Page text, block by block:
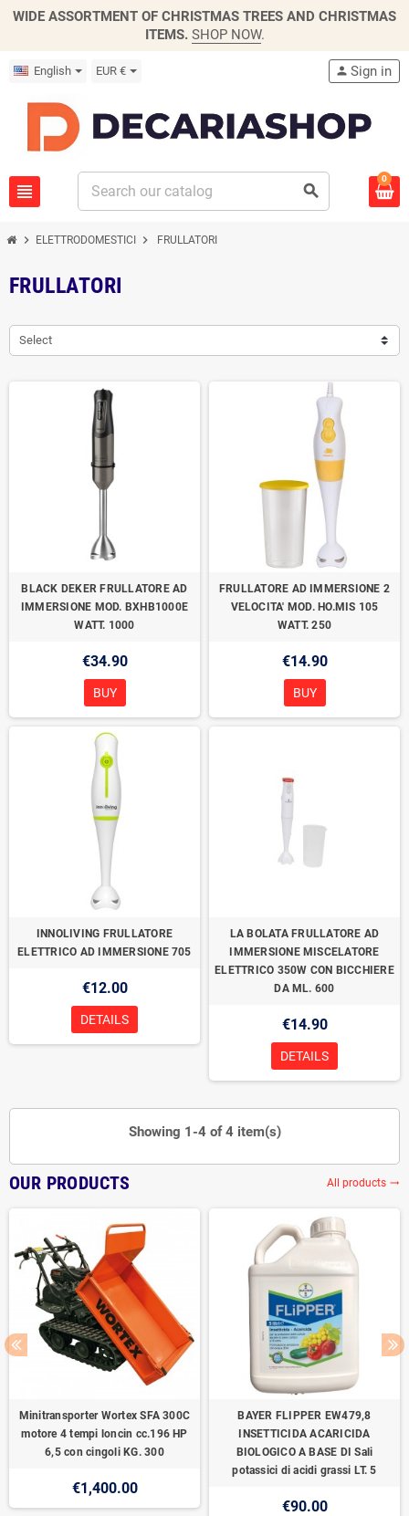
WIDE ASSORTMENT OF CHRISTMAS TREES AND CHRISTMAS
ITEMS. SHOP NOW.
English EUR €
view_headline search
person Sign in
0
chevron_right ELETTRODOMESTICI chevron_right FRULLATORI
FRULLATORI
Select
BLACK DEKER FRULLATORE AD
IMMERSIONE MOD. BXHB1000E
WATT. 1000
€34.90
BUY
FRULLATORE AD IMMERSIONE 2
VELOCITA' MOD. HO.MIS 105
WATT. 250
€14.90
BUY
INNOLIVING FRULLATORE
ELETTRICO AD IMMERSIONE 705
€12.00
DETAILS
LA BOLATA FRULLATORE AD
IMMERSIONE MISCELATORE
ELETTRICO 350W CON BICCHIERE
DA ML. 600
€14.90
DETAILS
Showing 1-4 of 4 item(s)
OUR PRODUCTS All products trending_flat
Minitransporter Wortex SFA 300C
motore 4 tempi loncin cc.196 HP
6,5 con cingoli KG. 300
€1,400.00
BAYER FLIPPER EW479,8
INSETTICIDA ACARICIDA
BIOLOGICO A BASE DI Sali
potassici di acidi grassi LT. 5
€90.00